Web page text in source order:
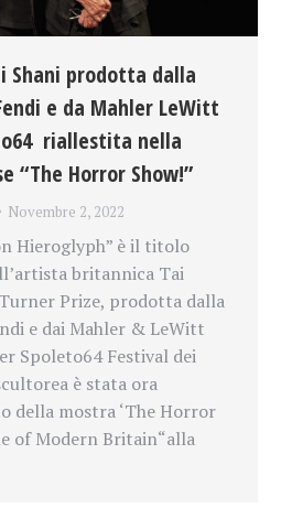
Shani prodotta dalla
e da Mahler LeWitt
riallestita nella
“The Horror Show!”
Novembre 2, 2022
Hieroglyph” è il titolo
britannica Tai
Prize, prodotta dalla
e dai Mahler & LeWitt
Spoleto64 Festival dei
è stata ora
della mostra ‘The Horror
of Modern Britain“alla